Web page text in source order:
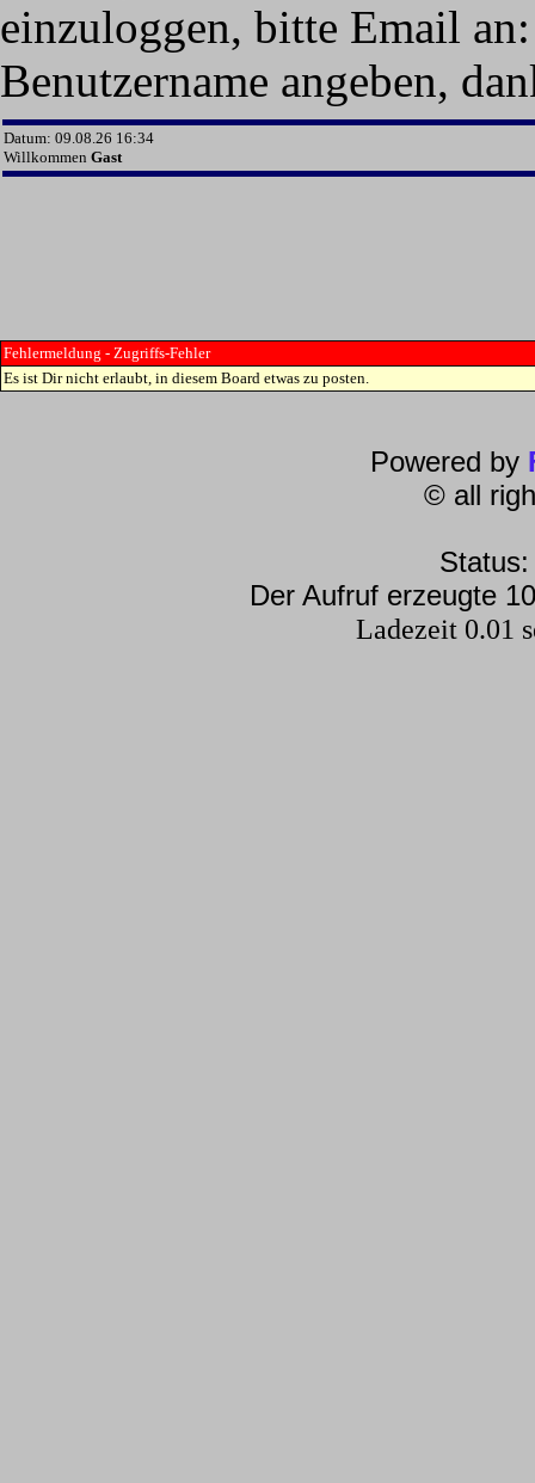
einzuloggen, bitte Email
Benutzername angeben,
Datum: 09.08.26 16:34
Willkommen Gast
Fehlermeldung - Zugriffs-Fehler
Es ist Dir nicht erlaubt, in diesem Board etwas zu posten.
Powered by
© all
Der Aufruf erzeugte
Ladezeit 0.01